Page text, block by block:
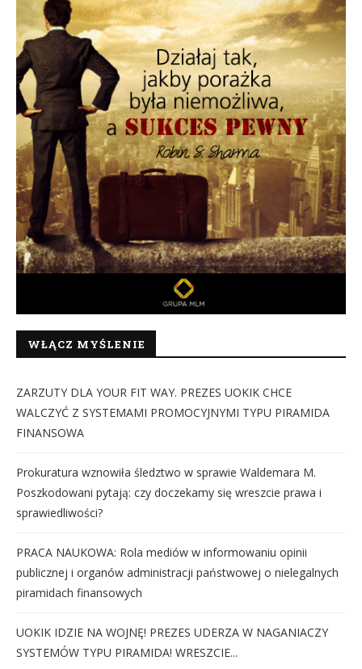
WŁĄCZ MYŚLENIE
ZARZUTY DLA YOUR FIT WAY. PREZES UOKIK CHCE
WALCZYĆ Z SYSTEMAMI PROMOCYJNYMI TYPU PIRAMIDA
FINANSOWA
Prokuratura wznowiła śledztwo w sprawie Waldemara M.
Poszkodowani pytają: czy doczekamy się wreszcie prawa i
sprawiedliwości?
PRACA NAUKOWA: Rola mediów w informowaniu opinii
publicznej i organów administracji państwowej o nielegalnych
piramidach finansowych
UOKIK IDZIE NA WOJNĘ! PREZES UDERZA W NAGANIACZY
SYSTEMÓW TYPU PIRAMIDA! WRESZCIE...